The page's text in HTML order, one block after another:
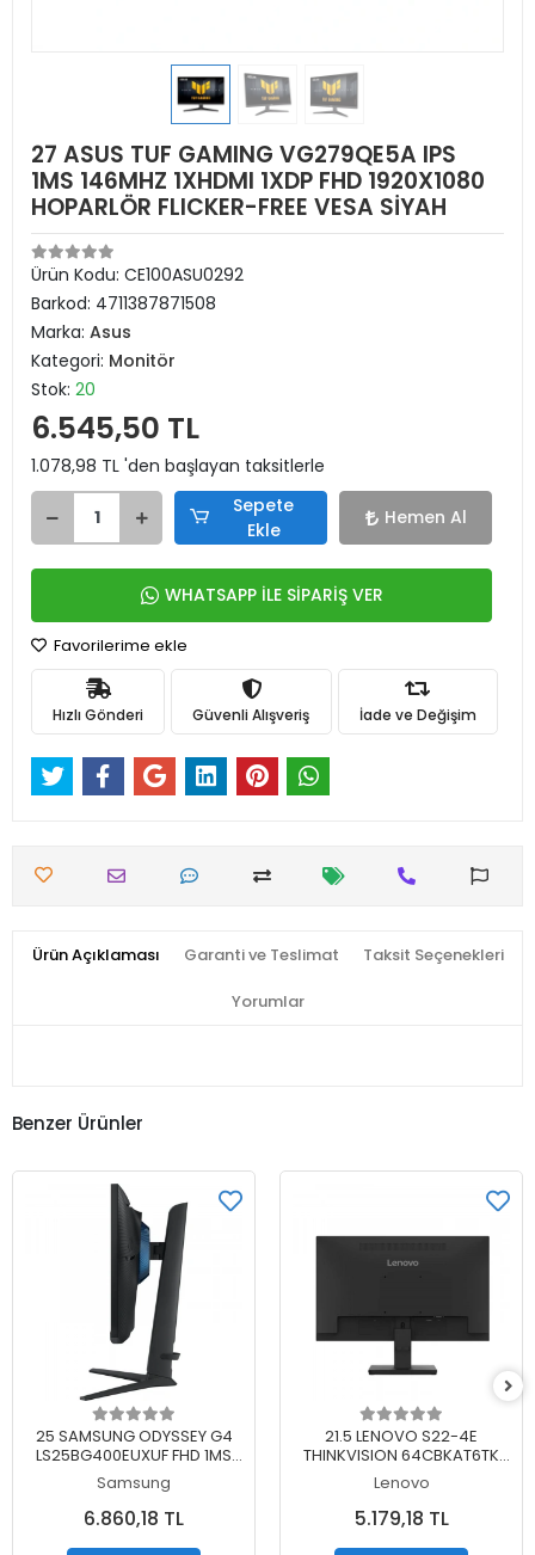
27 ASUS TUF GAMING VG279QE5A IPS
1MS 146MHZ 1XHDMI 1XDP FHD 1920X1080
HOPARLÖR FLICKER-FREE VESA SİYAH
Ürün Kodu: CE100ASU0292
Barkod: 4711387871508
Marka: Asus
Kategori: Monitör
Stok: 20
6.545,50 TL
1.078,98 TL 'den başlayan taksitlerle
Sepete
Ekle
Hemen Al
WHATSAPP İLE SİPARİŞ VER
Favorilerime ekle
Hızlı Gönderi Güvenli Alışveriş İade ve Değişim
Ürün Açıklaması Garanti ve Teslimat Taksit Seçenekleri
Yorumlar
Benzer Ürünler
Sepete Ekle
25 SAMSUNG ODYSSEY G4
LS25BG400EUXUF FHD 1MS
240HZ IPS MONITOR
Samsung
6.860,18 TL
Sepete Ekle
21.5 LENOVO S22-4E
THINKVISION 64CBKAT6TK
FHD 4MS 100HZ HDMI+VGA
WLED MONITOR (3 YIL
GARANTİ)
Lenovo
5.179,18 TL